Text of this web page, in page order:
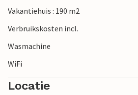
Vakantiehuis : 190 m2
Verbruikskosten incl.
Wasmachine
WiFi
Locatie